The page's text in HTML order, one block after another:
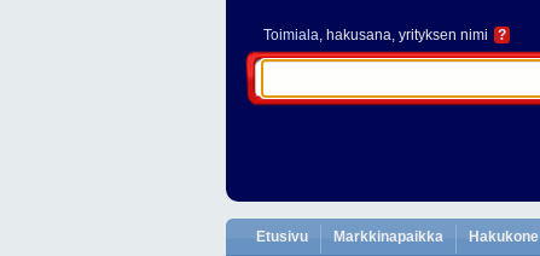
Toimiala, hakusana, yrityksen nimi ?
Etusivu Markkinapaikka Hakukone